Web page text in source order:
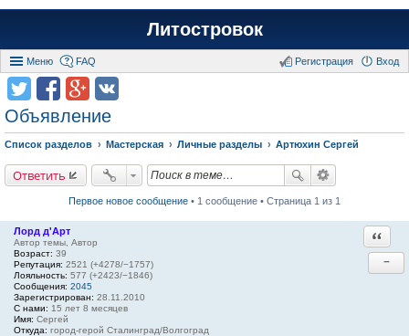
Литостровок
Меню FAQ Вход
Регистрация
Объявление
Список разделов Мастерская Личные разделы Артюхин Сергей
Ответить
Первое новое сообщение • 1 сообщение • Страница 1 из 1
Лорд д'Арт
Автор темы, Автор
Возраст: 39
Репутация: 2521 (+4278/−1757)
Лояльность: 577 (+2423/−1846)
Сообщения: 2045
Зарегистрирован: 28.11.2010
С нами: 15 лет 8 месяцев
Имя: Сергей
Откуда: город-герой Сталинград/Волгоград
−